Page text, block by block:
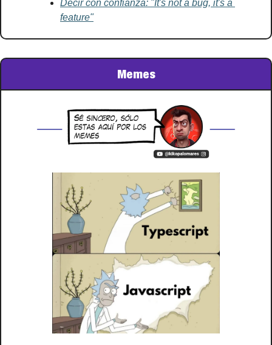
Decir con confianza: "It's not a bug, it's a
feature"
Memes